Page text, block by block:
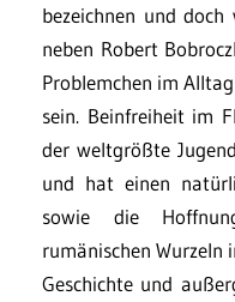
bezeichnen und
neben Robert
Problemchen im
sein. Beinfreiheit im
der weltgrößte
und hat einen
sowie die
rumänischen Wurzeln
Geschichte und